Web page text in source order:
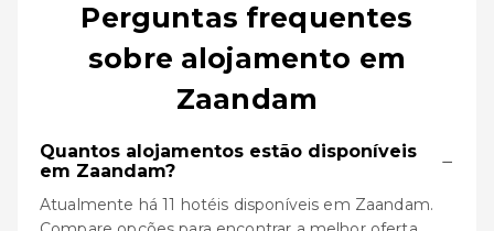
Perguntas frequentes
sobre alojamento em
Zaandam
Quantos alojamentos estão disponíveis
em Zaandam?
−
Atualmente há 11 hotéis disponíveis em Zaandam.